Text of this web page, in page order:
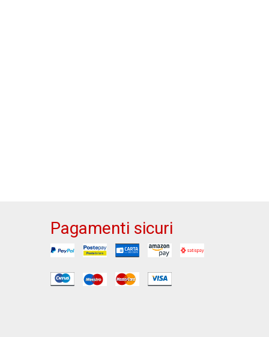
Pagamenti sicuri